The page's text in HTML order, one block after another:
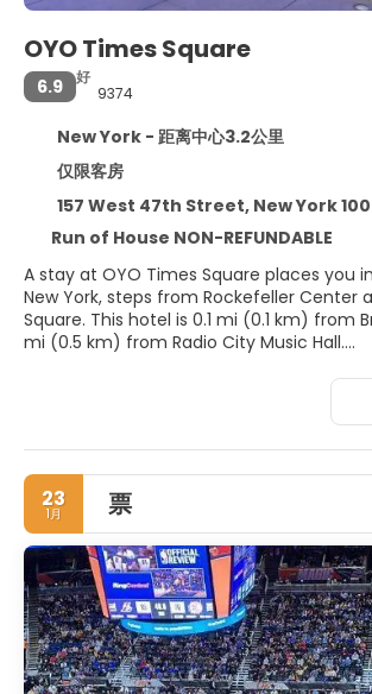
OYO Times Square
6.9
好
9374
New York - 距离中心3.2公里
仅限客房
157 West 47th Street, New York
Run of House NON-REFUNDABLE
A stay at OYO Times Square places you
New York, steps from Rockefeller Center
Square. This hotel is 0.1 mi (0.1 km) from Broadway and 0.3
mi (0.5 km) from Radio City Music Hall.
Make use of convenient amenities such as
complimentary wireless internet access,
Make yourself at home in one of the
rooms featuring LCD televisions.
internet access keeps you connected,
programming is available for your
bathrooms with showers feature
and hair dryers. Conveniences include
well as phones with free local calls.
Enjoy a satisfying meal at Serendipity 3
serving guests of OYO Times Square.
23
1月 票